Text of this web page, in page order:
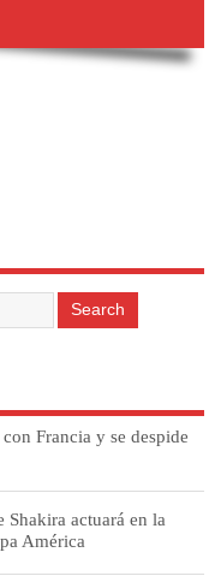
Francia y se despide
Shakira actuará en la
América